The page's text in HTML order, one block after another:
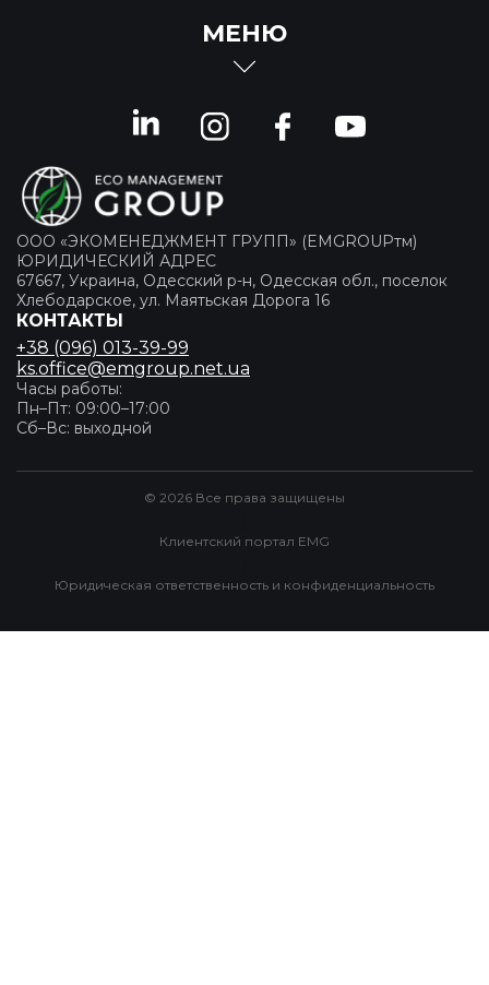
МЕНЮ
ООО «ЭКОМЕНЕДЖМЕНТ ГРУПП» (EMGROUPтм)
ЮРИДИЧЕСКИЙ АДРЕС
67667, Украина, Одесский р-н, Одесская обл., поселок
Хлебодарское, ул. Маятьская Дорога 16
КОНТАКТЫ
+38 (096) 013-39-99
ks.office@emgroup.net.ua
Часы работы:
Пн–Пт: 09:00–17:00
Сб–Вс: выходной
© 2026 Все права защищены
Клиентский портал EMG
Юридическая ответственность и конфиденциальность